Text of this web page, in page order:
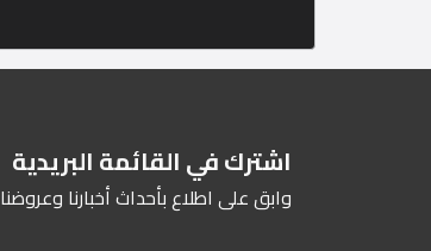
اشترك في القائمة البريدية
وابق على اطلاع بأحداث أخبارنا وعروضنا